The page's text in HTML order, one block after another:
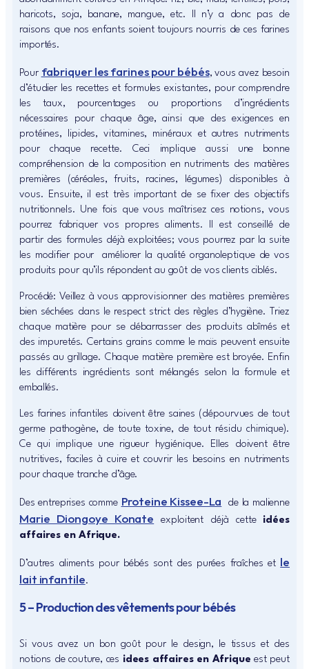
haricots, soja, banane, mangue, etc. Il n’y a donc pas de
raisons que nos enfants soient toujours nourris de ces farines
importés.
Pour fabriquer les farines pour bébés, vous avez besoin
d’étudier les recettes et formules existantes, pour comprendre
les taux, pourcentages ou proportions d’ingrédients
nécessaires pour chaque âge, ainsi que des exigences en
protéines, lipides, vitamines, minéraux et autres nutriments
pour chaque recette. Ceci implique aussi une bonne
compréhension de la composition en nutriments des matières
premières (céréales, fruits, racines, légumes) disponibles à
vous. Ensuite, il est très important de se fixer des objectifs
nutritionnels. Une fois que vous maîtrisez ces notions, vous
pourrez fabriquer vos propres aliments. Il est conseillé de
partir des formules déjà exploitées; vous pourrez par la suite
les modifier pour améliorer la qualité organoleptique de vos
produits pour qu’ils répondent au goût de vos clients ciblés.
Procédé: Veillez à vous approvisionner des matières premières
bien séchées dans le respect strict des règles d’hygiène. Triez
chaque matière pour se débarrasser des produits abîmés et
des impuretés. Certains grains comme le maïs peuvent ensuite
passés au grillage. Chaque matière première est broyée. Enfin
les différents ingrédients sont mélangés selon la formule et
emballés.
Les farines infantiles doivent être saines (dépourvues de tout
germe pathogène, de toute toxine, de tout résidu chimique).
Ce qui implique une rigueur hygiénique. Elles doivent être
nutritives, faciles à cuire et couvrir les besoins en nutriments
pour chaque tranche d’âge.
Des entreprises comme Proteine Kissee-La de la malienne
Marie Diongoye Konate exploitent déjà cetteidées
affaires en Afrique.
D’autres aliments pour bébés sont des purées fraîches et le
lait infantile.
5 – Production des vêtements pour bébés
Si vous avez un bon goût pour le design, le tissus et des
notions de couture, ces idees affaires en Afrique est peut